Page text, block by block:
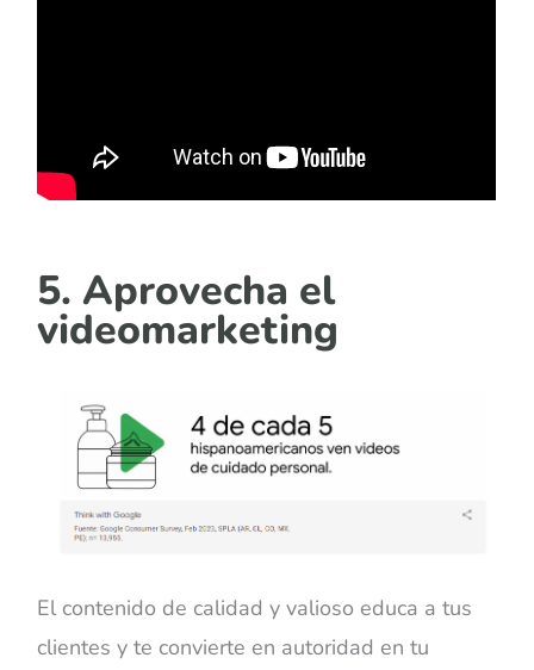
5. Aprovecha el
videomarketing
El contenido de calidad y valioso educa a tus
clientes y te convierte en autoridad en tu